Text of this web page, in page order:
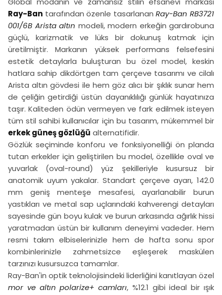
Ray-Ban tarafından özenle tasarlananRay-Ban RB3721
001/6B Arista altın modeli, modern erkeğin gardırobuna
güçlü, karizmatik ve lüks bir dokunuş katmak için
üretilmiştir. Markanın yüksek performans felsefesini
estetik detaylarla buluşturan bu özel model, keskin
hatlara sahip dikdörtgen tam çerçeve tasarımı ve cilalı
Arista altın gövdesi ile hem göz alıcı bir şıklık sunar hem
de çeliğin getirdiği üstün dayanıklılığı günlük hayatınıza
taşır. Kaliteden ödün vermeyen ve fark edilmek isteyen
tüm stil sahibi kullanıcılar için bu tasarım, mükemmel bir
erkek güneş gözlüğü alternatifidir.
Gözlük seçiminde konforu ve fonksiyonelliği ön planda
tutan erkekler için geliştirilen bu model, özellikle oval ve
yuvarlak (oval-round) yüz şekilleriyle kusursuz bir
anatomik uyum yakalar. Standart çerçeve ayarı, 142.0
mm geniş menteşe mesafesi, ayarlanabilir burun
yastıkları ve metal sap uçlarındaki kahverengi detayları
sayesinde gün boyu kulak ve burun arkasında ağırlık hissi
yaratmadan üstün bir kullanım deneyimi vadeder. Hem
resmi takım elbiselerinizle hem de hafta sonu spor
kombinlerinizle zahmetsizce eşleşerek maskülen
tarzınızı kusursuzca tamamlar.
Ray-Ban'in optik teknolojisindeki liderliğini kanıtlayan özel
mor ve altın polarize+ camları, %12.1 gibi ideal bir ışık